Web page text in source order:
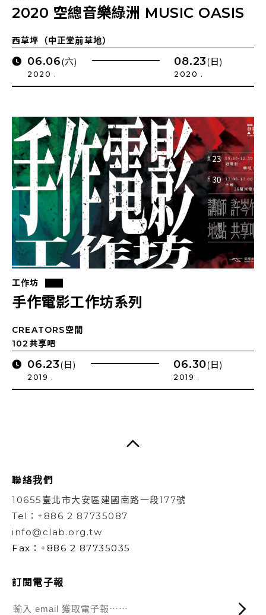
2020 空總音樂綠洲 MUSIC OASIS
西草坪（中正堂前草地）
06.06(六)
2020 .
08.23(日)
2020 .
工作坊
手作電影工作坊系列
CREATORS空間
102共享吧
06.23(日)
2019 .
06.30(日)
2019 .
聯絡我們
10655臺北市大安區建國南路一段177號
Tel：+886 2 87735087
info@clab.org.tw
Fax：+886 2 87735035
訂閱電子報